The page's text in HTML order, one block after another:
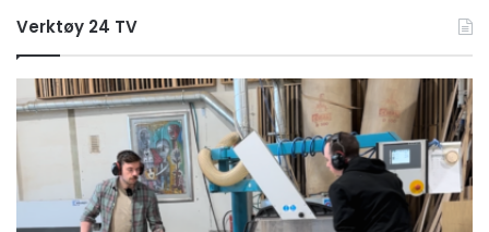
Verktøy 24 TV